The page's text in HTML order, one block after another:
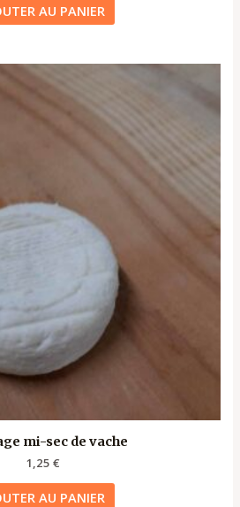
AU PANIER
mi-sec de vache
1,25 €
AU PANIER